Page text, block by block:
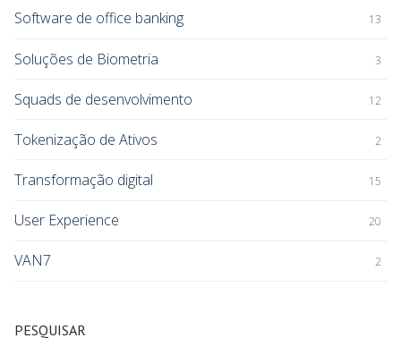
Software de office banking 13
Soluções de Biometria 3
Squads de desenvolvimento 12
Tokenização de Ativos 2
Transformação digital 15
User Experience 20
VAN7 2
PESQUISAR